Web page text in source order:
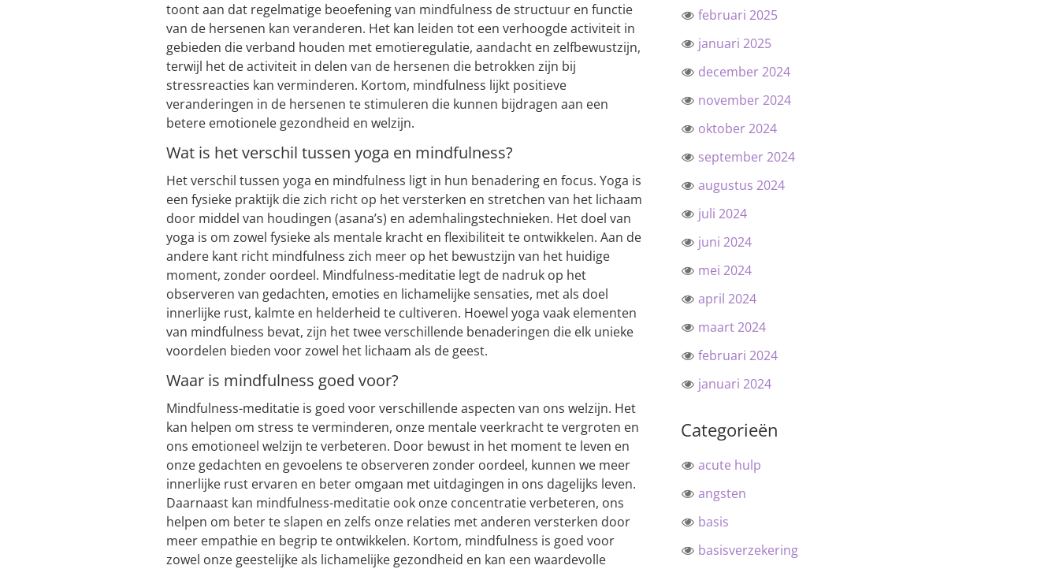
toont aan dat regelmatige beoefening van mindfulness de structuur en functie
van de hersenen kan veranderen. Het kan leiden tot een verhoogde activiteit in
gebieden die verband houden met emotieregulatie, aandacht en zelfbewustzijn,
terwijl het de activiteit in delen van de hersenen die betrokken zijn bij
stressreacties kan verminderen. Kortom, mindfulness lijkt positieve
veranderingen in de hersenen te stimuleren die kunnen bijdragen aan een
betere emotionele gezondheid en welzijn.
Wat is het verschil tussen yoga en mindfulness?
Het verschil tussen yoga en mindfulness ligt in hun benadering en focus. Yoga is
een fysieke praktijk die zich richt op het versterken en stretchen van het lichaam
door middel van houdingen (asana’s) en ademhalingstechnieken. Het doel van
yoga is om zowel fysieke als mentale kracht en flexibiliteit te ontwikkelen. Aan de
andere kant richt mindfulness zich meer op het bewustzijn van het huidige
moment, zonder oordeel. Mindfulness-meditatie legt de nadruk op het
observeren van gedachten, emoties en lichamelijke sensaties, met als doel
innerlijke rust, kalmte en helderheid te cultiveren. Hoewel yoga vaak elementen
van mindfulness bevat, zijn het twee verschillende benaderingen die elk unieke
voordelen bieden voor zowel het lichaam als de geest.
Waar is mindfulness goed voor?
Mindfulness-meditatie is goed voor verschillende aspecten van ons welzijn. Het
kan helpen om stress te verminderen, onze mentale veerkracht te vergroten en
ons emotioneel welzijn te verbeteren. Door bewust in het moment te leven en
onze gedachten en gevoelens te observeren zonder oordeel, kunnen we meer
innerlijke rust ervaren en beter omgaan met uitdagingen in ons dagelijks leven.
Daarnaast kan mindfulness-meditatie ook onze concentratie verbeteren, ons
helpen om beter te slapen en zelfs onze relaties met anderen versterken door
meer empathie en begrip te ontwikkelen. Kortom, mindfulness is goed voor
zowel onze geestelijke als lichamelijke gezondheid en kan een waardevolle
februari 2025
januari 2025
december 2024
november 2024
oktober 2024
september 2024
augustus 2024
juli 2024
juni 2024
mei 2024
april 2024
maart 2024
februari 2024
januari 2024
Categorieën
acute hulp
angsten
basis
basisverzekering